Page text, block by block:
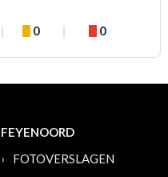
0 0
FEYENOORD
FOTOVERSLAGEN